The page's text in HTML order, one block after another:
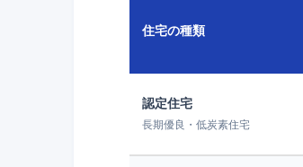
住宅の種類
認定住宅
長期優良・低炭素住宅